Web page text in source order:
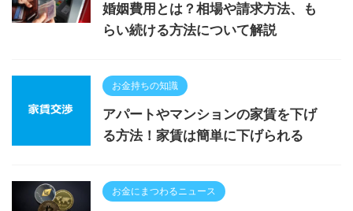
婚姻費用とは？相場や請求方法、も
らい続ける方法について解説
お金持ちの知識
アパートやマンションの家賃を下げ
る方法！家賃は簡単に下げられる
お金にまつわるニュース